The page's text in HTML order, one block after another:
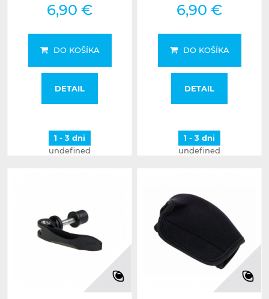
6,90 €
DO KOŠÍKA
DETAIL
1 - 3 dni
undefined
6,90 €
DO KOŠÍKA
DETAIL
1 - 3 dni
undefined